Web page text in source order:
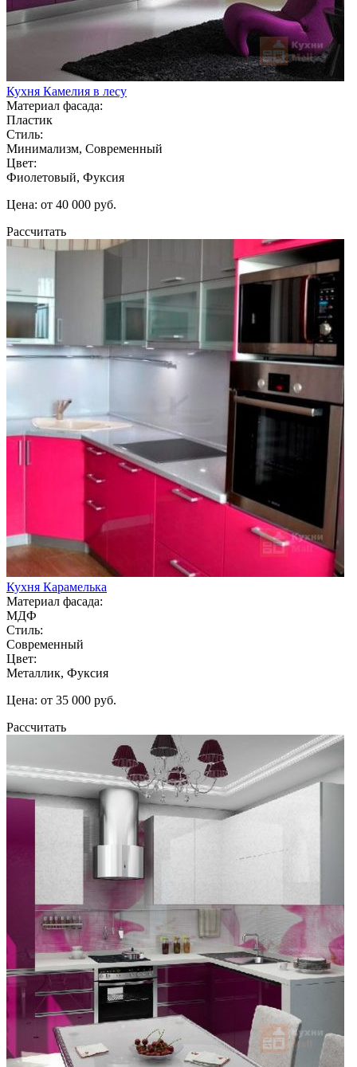
Кухня Камелия в лесу
Материал фасада:
Пластик
Стиль:
Минимализм, Современный
Цвет:
Фиолетовый, Фуксия
Цена: от 40 000 руб.
Рассчитать
Кухня Карамелька
Материал фасада:
МДФ
Стиль:
Современный
Цвет:
Металлик, Фуксия
Цена: от 35 000 руб.
Рассчитать